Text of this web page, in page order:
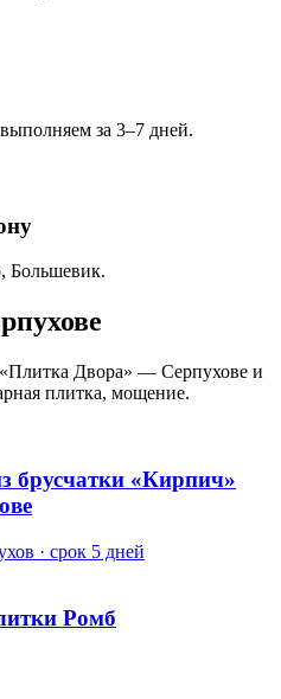
за 3–7 дней.
Большевик.
Двора» — Серпухове и
плитка, мощение.
брусчатки «Кирпич»
· срок 5 дней
Ромб